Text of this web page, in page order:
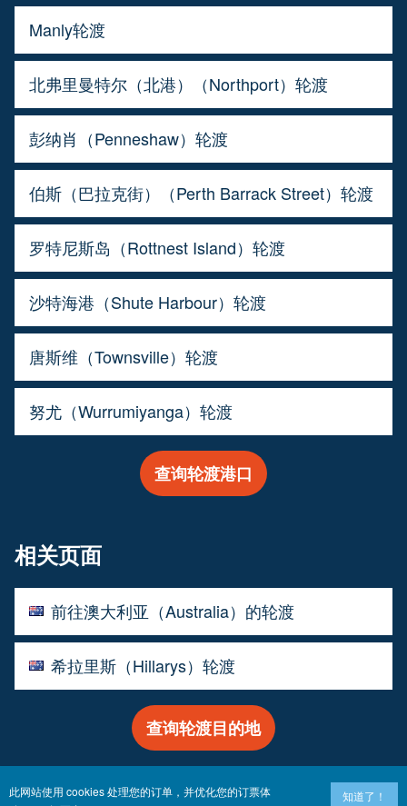
Manly轮渡
北弗里曼特尔（北港）（Northport）轮渡
彭纳肖（Penneshaw）轮渡
伯斯（巴拉克街）（Perth Barrack Street）轮渡
罗特尼斯岛（Rottnest Island）轮渡
沙特海港（Shute Harbour）轮渡
唐斯维（Townsville）轮渡
努尤（Wurrumiyanga）轮渡
查询轮渡港口
相关页面
前往澳大利亚（Australia）的轮渡
希拉里斯（Hillarys）轮渡
查询轮渡目的地
此网站使用 cookies 处理您的订单，并优化您的订票体
知道了！